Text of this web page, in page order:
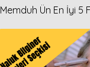
Memduh Ün En İyi 5